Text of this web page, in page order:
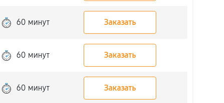
60 минут Заказать
60 минут Заказать
60 минут Заказать